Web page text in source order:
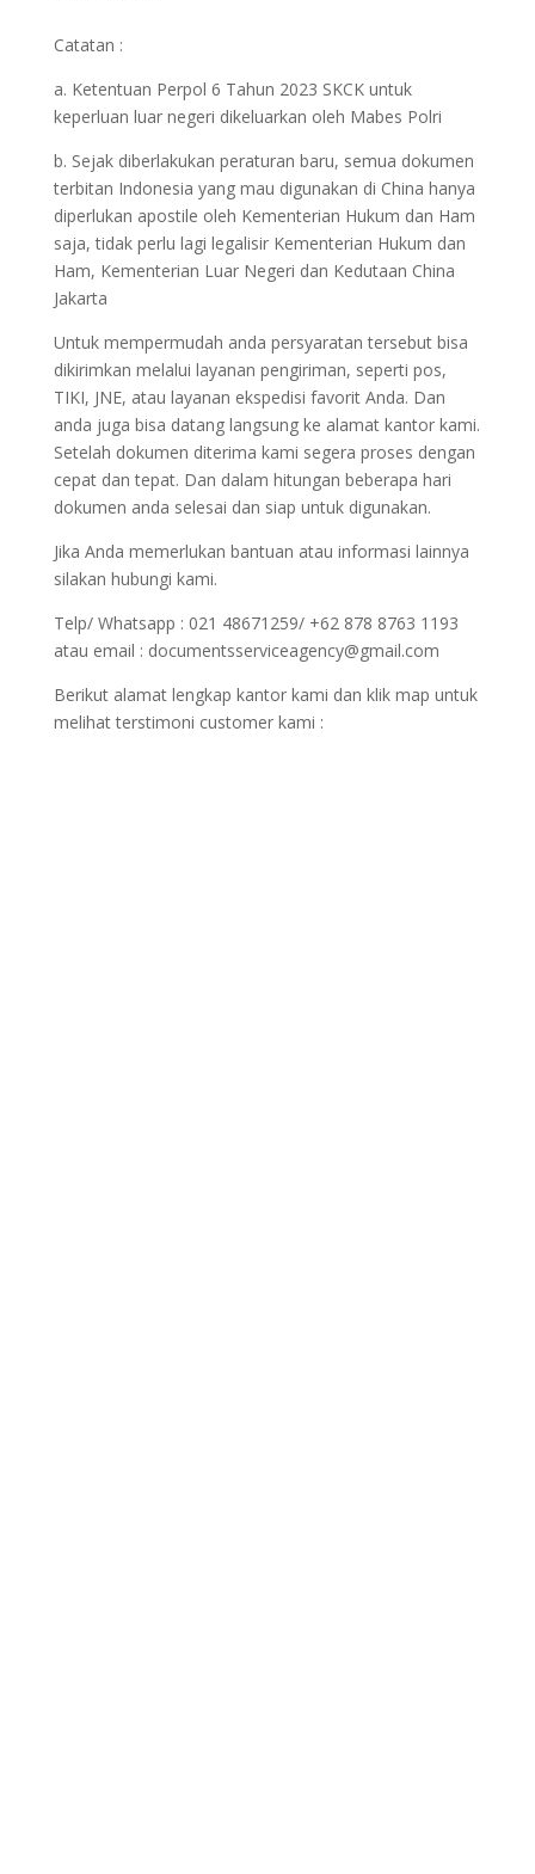
Catatan :
a. Ketentuan Perpol 6 Tahun 2023 SKCK untuk
keperluan luar negeri dikeluarkan oleh Mabes Polri
b. Sejak diberlakukan peraturan baru, semua dokumen
terbitan Indonesia yang mau digunakan di China hanya
diperlukan apostile oleh Kementerian Hukum dan Ham
saja, tidak perlu lagi legalisir Kementerian Hukum dan
Ham, Kementerian Luar Negeri dan Kedutaan China
Jakarta
Untuk mempermudah anda persyaratan tersebut bisa
dikirimkan melalui layanan pengiriman, seperti pos,
TIKI, JNE, atau layanan ekspedisi favorit Anda. Dan
anda juga bisa datang langsung ke alamat kantor kami.
Setelah dokumen diterima kami segera proses dengan
cepat dan tepat. Dan dalam hitungan beberapa hari
dokumen anda selesai dan siap untuk digunakan.
Jika Anda memerlukan bantuan atau informasi lainnya
silakan hubungi kami.
Telp/ Whatsapp : 021 48671259/ +62 878 8763 1193
atau email : documentsserviceagency@gmail.com
Berikut alamat lengkap kantor kami dan klik map untuk
melihat terstimoni customer kami :